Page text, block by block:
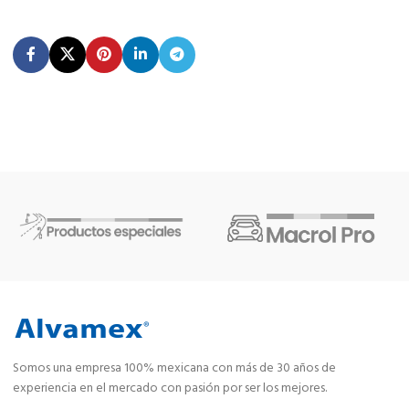
Somos una empresa 100% mexicana con más de 30 años de
experiencia en el mercado con pasión por ser los mejores.